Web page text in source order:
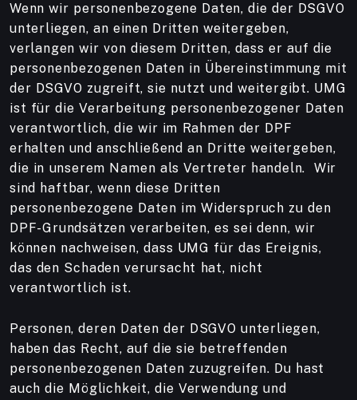
Wenn wir personenbezogene Daten, die der DSGVO
unterliegen, an einen Dritten weitergeben,
verlangen wir von diesem Dritten, dass er auf die
personenbezogenen Daten in Übereinstimmung mit
der DSGVO zugreift, sie nutzt und weitergibt. UMG
ist für die Verarbeitung personenbezogener Daten
verantwortlich, die wir im Rahmen der DPF
erhalten und anschließend an Dritte weitergeben,
die in unserem Namen als Vertreter handeln. Wir
sind haftbar, wenn diese Dritten
personenbezogene Daten im Widerspruch zu den
DPF-Grundsätzen verarbeiten, es sei denn, wir
können nachweisen, dass UMG für das Ereignis,
das den Schaden verursacht hat, nicht
verantwortlich ist.
Personen, deren Daten der DSGVO unterliegen,
haben das Recht, auf die sie betreffenden
personenbezogenen Daten zuzugreifen. Du hast
auch die Möglichkeit, die Verwendung und